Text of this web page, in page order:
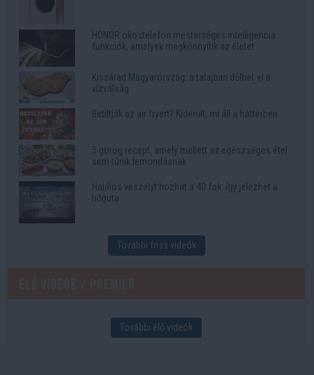
HONOR okostelefon mesterséges intelligencia
funkciók, amelyek megkönnyítik az életet
Kiszárad Magyarország: a talajban dőlhet el a
vízválság
Betiltják az air fryert? Kiderült, mi áll a háttérben
5 görög recept, amely mellett az egészséges étel
sem tűnik lemondásnak
Halálos veszélyt hozhat a 40 fok: így jelezhet a
hőguta
További friss videók
További élő videók